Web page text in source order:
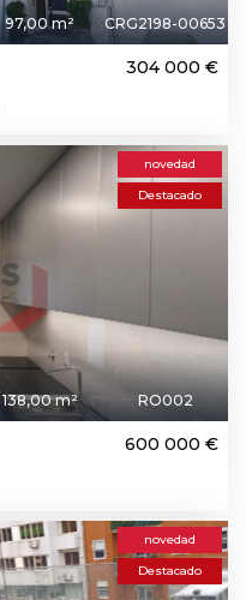
97,00 m² CRG2198-00653
304 000 €
novedad
Destacado
138,00 m² RO002
600 000 €
novedad
Destacado